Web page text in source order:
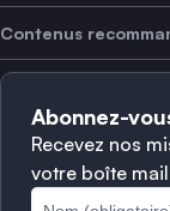
Alpha Deals
Offres d’emploi
Politique de
Plaintes
Politique des cookies
Contenus
Quand vendre ?
Principales
Abonnez-
Recevez nos
votre boîte mail